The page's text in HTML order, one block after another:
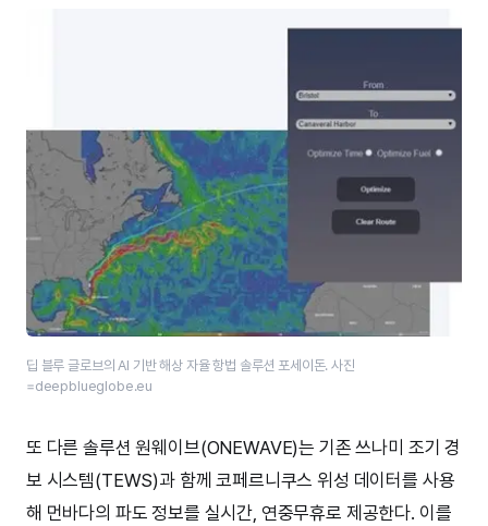
딥 블루 글로브의 AI 기반 해상 자율 항법 솔루션 포세이돈. 사진
=deepblueglobe.eu
또 다른 솔루션 원웨이브(ONEWAVE)는 기존 쓰나미 조기 경
보 시스템(TEWS)과 함께 코페르니쿠스 위성 데이터를 사용
해 먼바다의 파도 정보를 실시간, 연중무휴로 제공한다. 이를